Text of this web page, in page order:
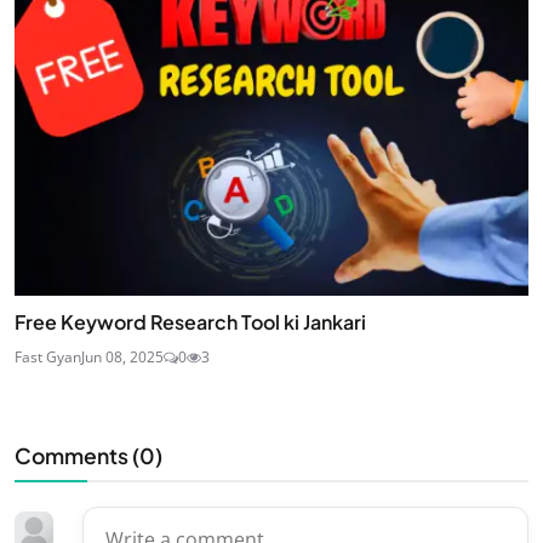
Free Keyword Research Tool ki Jankari
Fast GyanJun 08, 2025 0 3
Comments (0)